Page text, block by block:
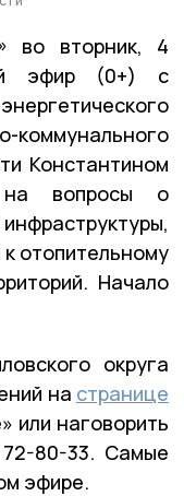
во вторник, 4
эфир (0+) с
Константином
вопросы о
отопительному
Начало
округа
на странице
или наговорить
80-33. Самые
эфире.